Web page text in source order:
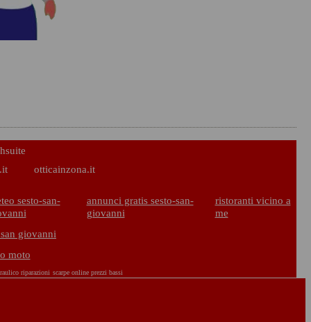
otticainzona.it
sesto-san-
annunci gratis sesto-san-
giovanni
ristoranti vicino a
me
giovanni
moto
riparazioni scarpe online prezzi bassi